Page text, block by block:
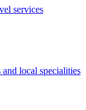
services
and local specialities